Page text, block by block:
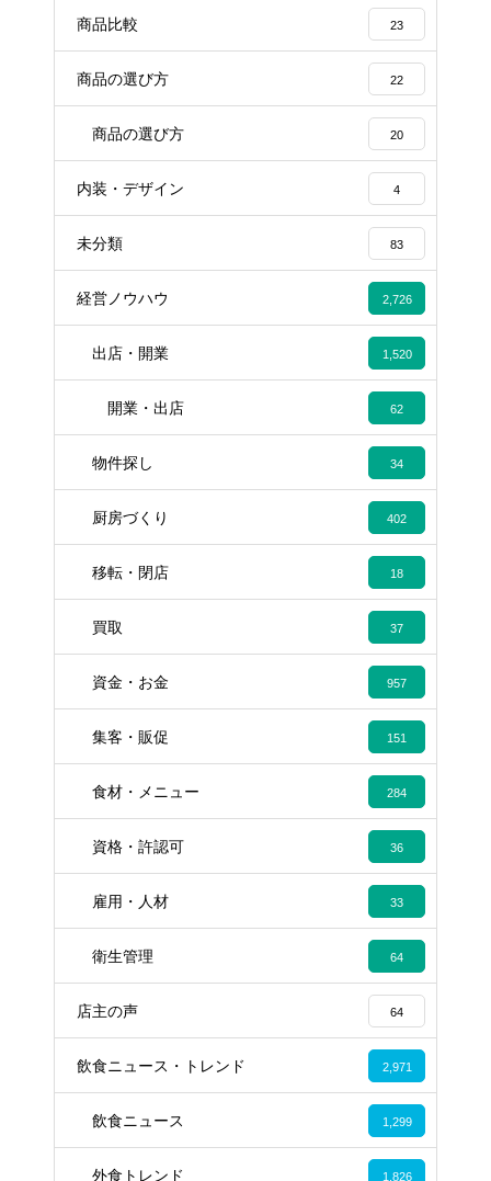
商品比較 23
商品の選び方 22
商品の選び方 20
内装・デザイン 4
未分類 83
経営ノウハウ 2,726
出店・開業 1,520
開業・出店 62
物件探し 34
厨房づくり 402
移転・閉店 18
買取 37
資金・お金 957
集客・販促 151
食材・メニュー 284
資格・許認可 36
雇用・人材 33
衛生管理 64
店主の声 64
飲食ニュース・トレンド 2,971
飲食ニュース 1,299
外食トレンド 1,826